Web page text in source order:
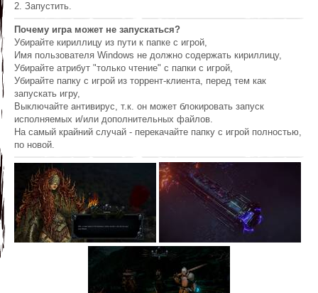
2. Запустить.
Почему игра может не запускаться?
Убирайте кириллицу из пути к папке с игрой,
Имя пользователя Windows не должно содержать кириллицу,
Убирайте атрибут "только чтение" с папки с игрой,
Убирайте папку с игрой из торрент-клиента, перед тем как
запускать игру,
Выключайте антивирус, т.к. он может блокировать запуск
исполняемых и/или дополнительных файлов.
На самый крайний случай - перекачайте папку с игрой полностью,
по новой.